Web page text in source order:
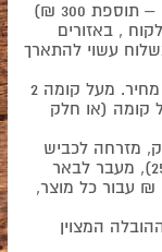
הלקוח , באזורים
עשוי להתארך
מגורים ללא מעלית –עד קומה 2 אין תוספת מחיר. מעל קומה 2
דגם וכל קומה (או חלק
מזרחה לכביש
90 (רמת הגולן), עוטף עזה (דרומה מכביש 25), מעבר לבאר
שבע (ערד, דימונה, ירוחם) – תוספת של 50 ₪ עבור כל מוצר,
המצוין